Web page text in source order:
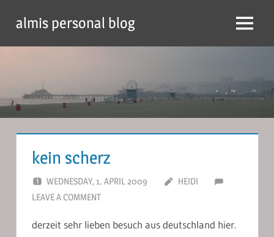
content
almis personal blog Menu
kein scherz
WEDNESDAY, 1. APRIL 2009
HEIDI
LEAVE A COMMENT
derzeit sehr lieben besuch aus deutschland hier.